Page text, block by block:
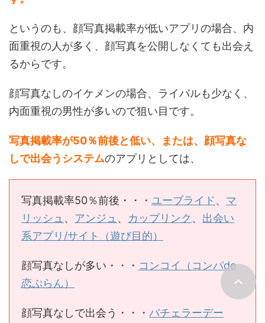
というのも、顔写真掲載率が低いアプリの場合、内
面重視の人が多く、顔写真を公開しなくても出会え
るからです。
顔写真なしのイケメンの場合、ライバルも少なく、
内面重視の男性が多いので狙い目です。
写真掲載率が50％前後と低い、または、顔写真な
しで出会うシステムのアプリとしては、
写真掲載率50％前後・・・ ユーブライド、 マ
リッシュ、 アンジュ、 カップリンク 、 出会い
系アプリ/サイト（遊び目的）
顔写真なしが多い・・・ コンコイ（コンパde
恋ぷらん）
顔写真なしで出会う・・・ バチェラーデー